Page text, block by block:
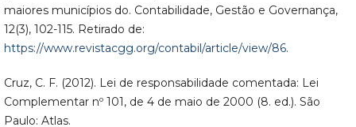
maiores municípios do. Contabilidade, Gestão e Governança,
12(3), 102-115. Retirado de:
https://www.revistacgg.org/contabil/article/view/86.
Cruz, C. F. (2012). Lei de responsabilidade comentada: Lei
Complementar nº 101, de 4 de maio de 2000 (8. ed.). São
Paulo: Atlas.